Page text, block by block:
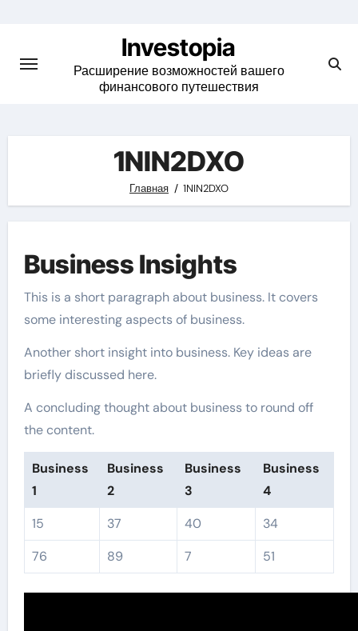
content
Investopia
Расширение возможностей вашего
финансового путешествия
1NIN2DXO
Главная 1NIN2DXO
Business Insights
This is a short paragraph about business. It covers
some interesting aspects of business.
Another short insight into business. Key ideas are
briefly discussed here.
A concluding thought about business to round off
the content.
Business
1
Business
2
Business
3
Business
4
15
37 40
34
76
89 7 51